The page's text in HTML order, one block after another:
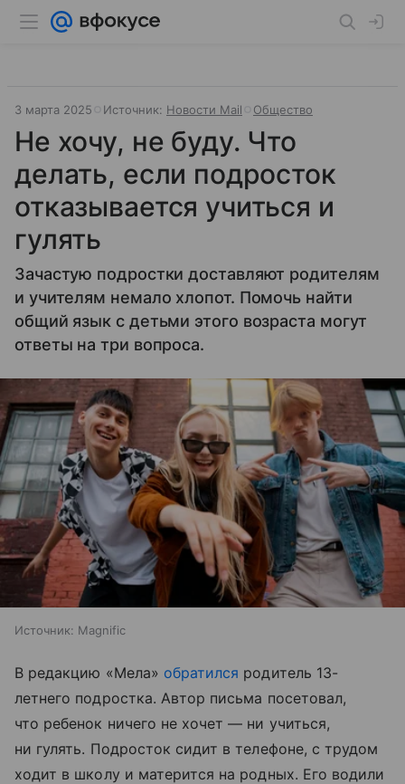
3 марта 2025 Источник: Новости Mail Общество
Не хочу, не буду. Что
делать, если подросток
отказывается учиться и
гулять
Зачастую подростки доставляют родителям
и учителям немало хлопот. Помочь найти
общий язык с детьми этого возраста могут
ответы на три вопроса.
Источник: Magnific
В редакцию «Мела» обратился родитель 13-
летнего подростка. Автор письма посетовал,
что ребенок ничего не хочет — ни учиться,
ни гулять. Подросток сидит в телефоне, с трудом
ходит в школу и матерится на родных. Его водили